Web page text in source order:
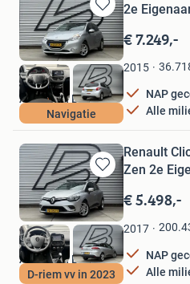
Bewaren
in
Mijn
Favorieten
Navigatie
2e
€ 7.249,-
2015
NAP
Alle
Autobaan B.V.
Lelystad
Bewaren
in
Mijn
Favorieten
D-riem vv in 2023
Renault
Zen 2e
€ 5.498,-
2017
NAP
Alle
Autobaan B.V.
Lelystad